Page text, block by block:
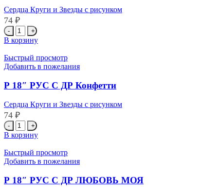
Сердца Круги и Звезды с рисунком
74 ₽
Количество
товара
Р
18"
РУС
Звезда
В корзину
Быстрый просмотр
Добавить в пожелания
Р 18″ РУС С ДР Конфетти
Сердца Круги и Звезды с рисунком
74 ₽
Количество
товара
Р
18"
РУС
ДР
Конфетти
В корзину
Быстрый просмотр
Добавить в пожелания
Р 18″ РУС С ДР ЛЮБОВЬ МОЯ